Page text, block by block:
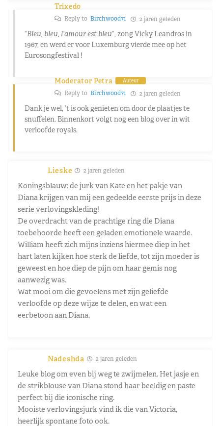
Trixedo
Reply to Birchwood71 2 jaren geleden
“Bleu, bleu, l’amour est bleu“, zong Vicky Leandros in
1967, en werd er voor Luxemburg vierde mee op het
Eurosongfestival !
Moderator Petra Auteur
Reply to Birchwood71 2 jaren geleden
Dank je wel, ’t is ook genieten om door de plaatjes te
snuffelen. Binnenkort volgt nog een blog over in wit
verloofde royals.
Lieske 2 jaren geleden
Koningsblauw: de jurk van Kate en het pakje van
Diana krijgen van mij een gedeelde eerste prijs in deze
serie verlovingskleding!
De overdracht van de prachtige ring die Diana
toebehoorde heeft een geladen emotionele waarde.
William heeft zich mijns inziens hiermee diep in het
hart laten kijken hoe sterk de liefde, tot zijn moeder is
geweest en hoe diep de pijn om haar gemis nog
aanwezig was.
Wat mooi om die gevoelens met zijn geliefde
verloofde op deze wijze te delen, en wat een
eerbetoon aan Diana.
Nadeshda 2 jaren geleden
Leuke blog om even bij weg te zwijmelen. Het jasje en
de strikblouse van Diana stond haar beeldig en paste
perfect bij die iconische ring.
Mooiste verlovingsjurk vind ik die van Victoria,
heerlijk spontane foto ook.